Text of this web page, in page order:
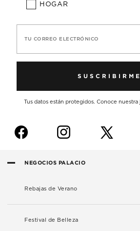
HOGAR
TU CORREO ELECTRÓNICO
SUSCRIBIRME
Tus datos están protegidos. Conoce nuestra
f i
NEGOCIOS PALACIO
Rebajas de Verano
Festival de Belleza